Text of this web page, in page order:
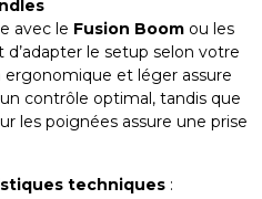
avec le Fusion Boom ou les
le setup selon votre
et léger assure
contrôle optimal, tandis que
les poignées assure une prise
techniques :